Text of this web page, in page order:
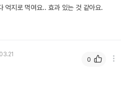
억지로 먹여요.. 효과 있는 것 같아요.
0